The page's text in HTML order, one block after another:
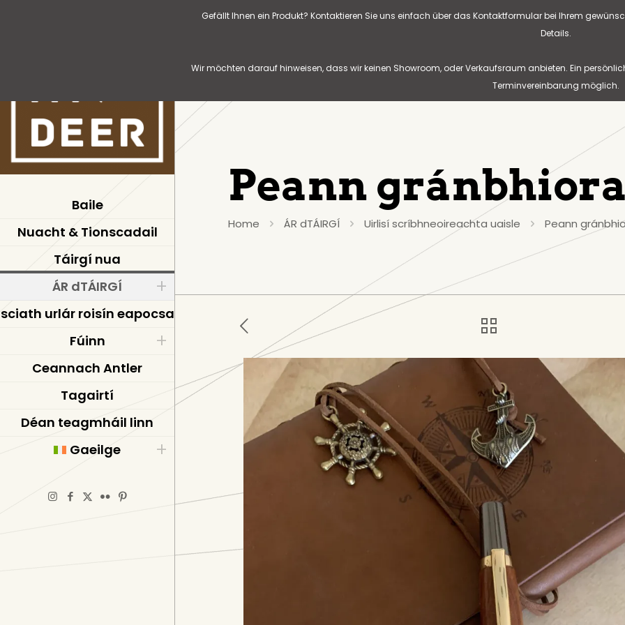
Gefällt Ihnen ein Produkt? Kontaktieren Sie uns einfach über das Kontaktformular bei Ihrem
Details.
Wir möchten darauf hinweisen, dass wir keinen Showroom, oder Verkaufsraum anbieten. Ein
Terminvereinbarung möglich.
Baile
Nuacht & Tionscadail
Táirgí nua
ÁR dTÁIRGÍ
sciath urlár roisín eapocsa
Fúinn
Ceannach Antler
Tagairtí
Déan teagmháil linn
Gaeilge
Peann
Home ÁR dTÁIRGÍ Uirlisí scríbhneoireachta uaisle Peann